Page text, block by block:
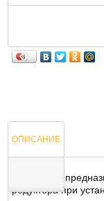
ОПИСАНИЕ
Кронштейн
редуктора при